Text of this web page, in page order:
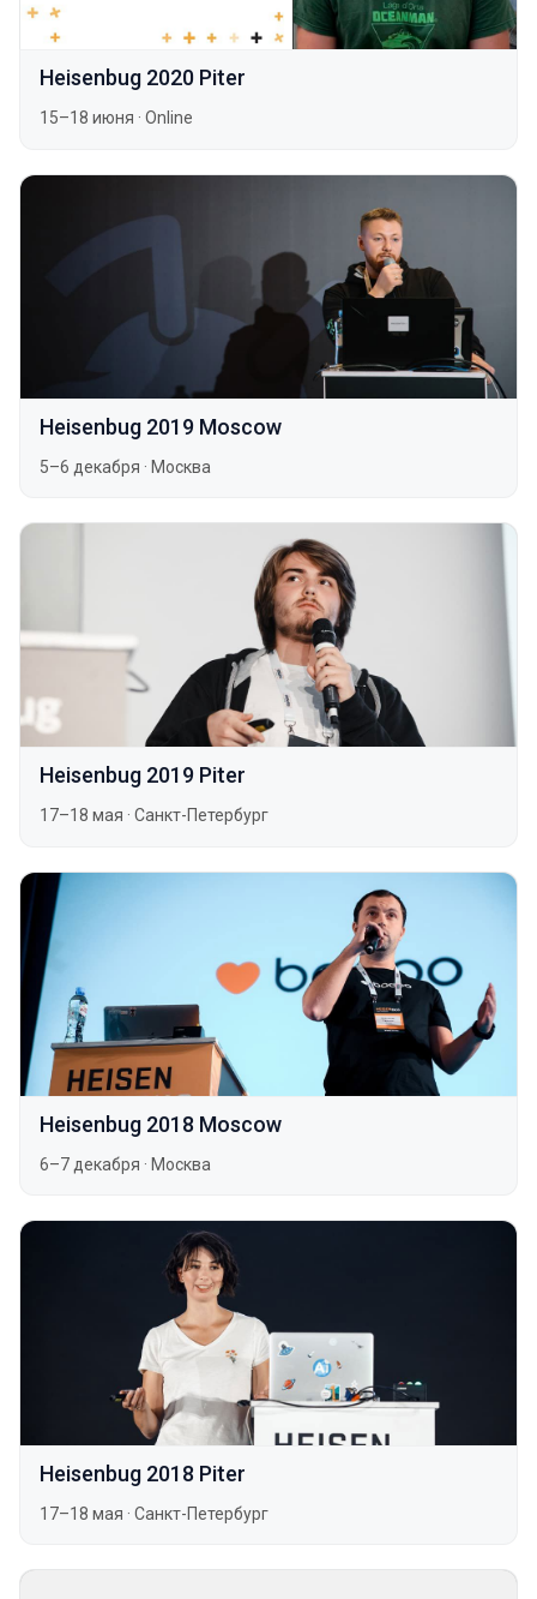
Heisenbug 2020 Piter
15–18 июня · Online
Heisenbug 2019 Moscow
5–6 декабря · Москва
Heisenbug 2019 Piter
17–18 мая · Санкт-Петербург
Heisenbug 2018 Moscow
6–7 декабря · Москва
Heisenbug 2018 Piter
17–18 мая · Санкт-Петербург